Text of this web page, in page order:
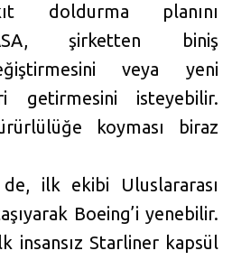
doldurma planını
şirketten biniş
veya yeni
getirmesini isteyebilir.
koyması biraz
ilk ekibi Uluslararası
Boeing’i yenebilir.
insansız Starliner kapsül